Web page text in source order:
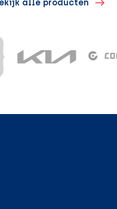
alle producten